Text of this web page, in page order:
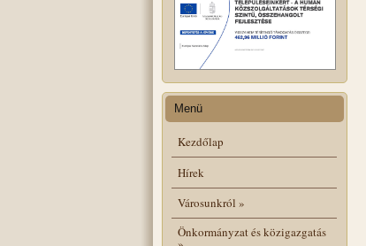
Menü
Kezdőlap
Hírek
Városunkról »
Önkormányzat és közigazgatás